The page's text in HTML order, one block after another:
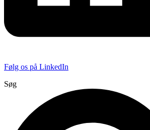
Følg os på LinkedIn
Søg